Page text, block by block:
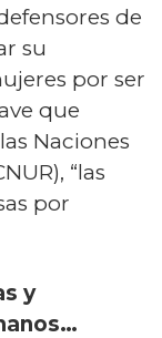
de
su
por ser
que
Naciones
“las
por
y